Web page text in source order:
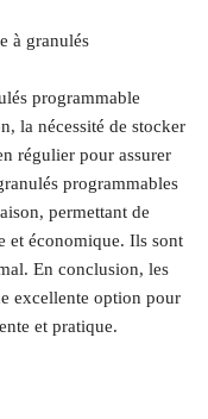
à granulés
programmable
la nécessité de stocker
régulier pour assurer
programmables
permettant de
et économique. Ils sont
En conclusion, les
excellente option pour
et pratique.